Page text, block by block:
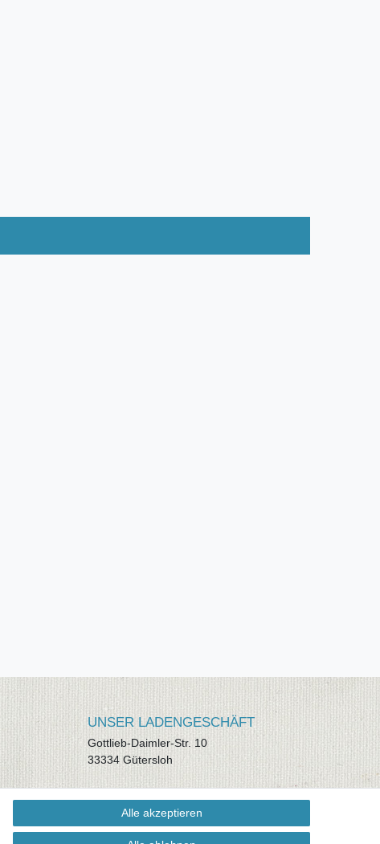
UNSER LADENGESCHÄFT
Gottlieb-Daimler-Str. 10
33334 Gütersloh
ÖFFNUNGSZEITEN
Montag - Dienstag: 8.00 - 18.00 Uhr,
Mittwoch Ruhetag, Donnerstag: 8.00 -
Alle akzeptieren